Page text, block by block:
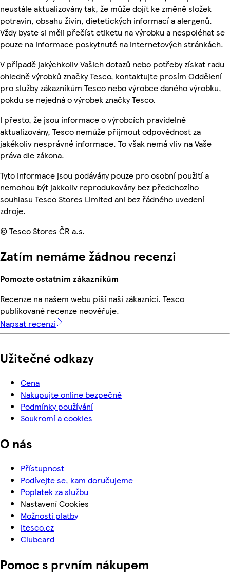
neustále aktualizovány tak, že může dojít ke změně složek
potravin, obsahu živin, dietetických informací a alergenů.
Vždy byste si měli přečíst etiketu na výrobku a nespoléhat se
pouze na informace poskytnuté na internetových stránkách.
V případě jakýchkoliv Vašich dotazů nebo potřeby získat radu
ohledně výrobků značky Tesco, kontaktujte prosím Oddělení
pro služby zákazníkům Tesco nebo výrobce daného výrobku,
pokdu se nejedná o výrobek značky Tesco.
I přesto, že jsou informace o výrobcích pravidelně
aktualizovány, Tesco nemůže přijmout odpovědnost za
jakékoliv nesprávné informace. To však nemá vliv na Vaše
práva dle zákona.
Tyto informace jsou podávány pouze pro osobní použití a
nemohou být jakkoliv reprodukovány bez předchozího
souhlasu Tesco Stores Limited ani bez řádného uvedení
zdroje.
© Tesco Stores ČR a.s.
Zatím nemáme žádnou recenzi
Pomozte ostatním zákazníkům
Recenze na našem webu píší naši zákazníci. Tesco
publikované recenze neověřuje.
Napsat recenzi
Užitečné odkazy
Cena
Nakupujte online bezpečně
Podmínky používání
Soukromí a cookies
O nás
Přístupnost
Podívejte se, kam doručujeme
Poplatek za službu
Nastavení Cookies
Možnosti platby
itesco.cz
Clubcard
Pomoc s prvním nákupem